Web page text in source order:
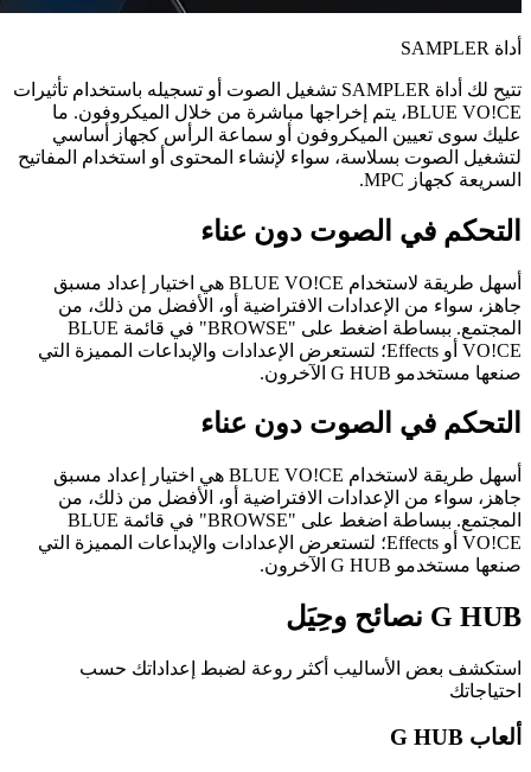
أداة SAMPLER
تتيح لك أداة SAMPLER تشغيل الصوت أو تسجيله باستخدام تأثيرات
BLUE VO!CE، يتم إخراجها مباشرة من خلال الميكروفون. ما
عليك سوى تعيين الميكروفون أو سماعة الرأس كجهاز أساسي
لتشغيل الصوت بسلاسة، سواء لإنشاء المحتوى أو استخدام المفاتيح
السريعة كجهاز MPC.
التحكم في الصوت دون عناء
أسهل طريقة لاستخدام BLUE VO!CE هي اختيار إعداد مسبق
جاهز، سواء من الإعدادات الافتراضية أو، الأفضل من ذلك، من
المجتمع. ببساطة اضغط على "BROWSE" في قائمة BLUE
VO!CE أو Effects؛ لتستعرض الإعدادات والإبداعات المميزة التي
صنعها مستخدمو G HUB الآخرون.
التحكم في الصوت دون عناء
أسهل طريقة لاستخدام BLUE VO!CE هي اختيار إعداد مسبق
جاهز، سواء من الإعدادات الافتراضية أو، الأفضل من ذلك، من
المجتمع. ببساطة اضغط على "BROWSE" في قائمة BLUE
VO!CE أو Effects؛ لتستعرض الإعدادات والإبداعات المميزة التي
صنعها مستخدمو G HUB الآخرون.
G HUB نصائح وحِيَل
استكشف بعض الأساليب أكثر روعة لضبط إعداداتك حسب
احتياجاتك
ألعاب G HUB